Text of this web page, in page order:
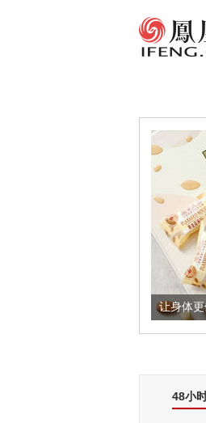
让身体更健康的黄金
48小